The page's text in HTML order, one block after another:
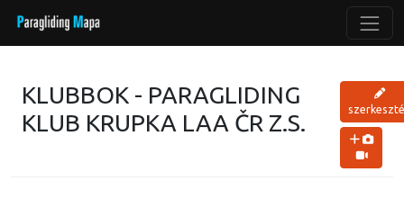
KLUBBOK - PARAGLIDING
KLUB KRUPKA LAA ČR Z.S.